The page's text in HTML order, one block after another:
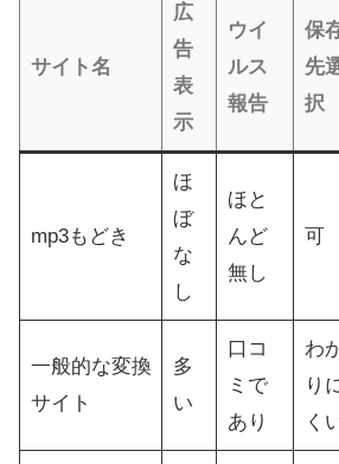
サイト名
広
告
表
示
ウイ
ルス
報告
保
先
択
mp3もどき
ほ
ぼ
な
し
ほと
んど
無し
可
一般的な変換
サイト
多
い
口コ
ミで
あり
わ
り
く